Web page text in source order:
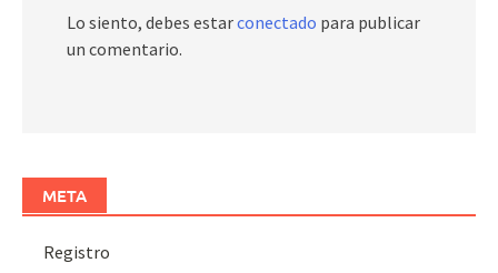
Lo siento, debes estarconectado para publicar
un comentario.
META
Registro